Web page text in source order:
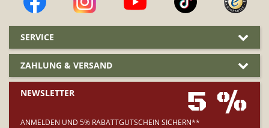
SERVICE
ZAHLUNG & VERSAND
NEWSLETTER 5 %
ANMELDEN UND 5% RABATTGUTSCHEIN SICHERN**